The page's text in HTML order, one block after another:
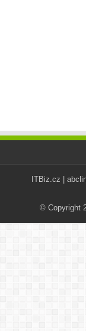
ITBiz.cz
© Copyright